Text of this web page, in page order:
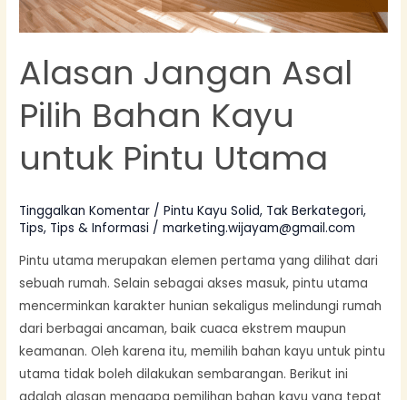
Alasan Jangan Asal
Pilih Bahan Kayu
untuk Pintu Utama
Tinggalkan Komentar /Pintu Kayu Solid, Tak Berkategori,
Tips, Tips & Informasi /marketing.wijayam@gmail.com
Pintu utama merupakan elemen pertama yang dilihat dari
sebuah rumah. Selain sebagai akses masuk, pintu utama
mencerminkan karakter hunian sekaligus melindungi rumah
dari berbagai ancaman, baik cuaca ekstrem maupun
keamanan. Oleh karena itu, memilih bahan kayu untuk pintu
utama tidak boleh dilakukan sembarangan. Berikut ini
Utama